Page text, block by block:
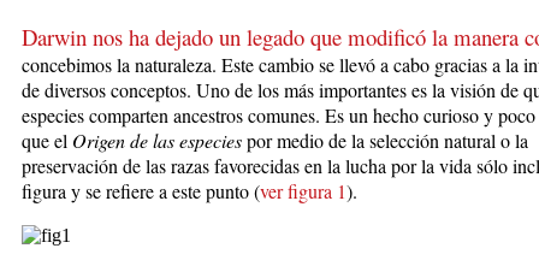
Darwin nos ha dejado un legado que modificó la manera
concebimos la naturaleza. Este cambio se llevó a cabo gracias a la
de diversos conceptos. Uno de los más importantes es la visión de
especies com­parten ancestros comunes. Es un hecho curioso y
que el Origen de las especiespor medio de la selección natural o la
preservación de las razas favorecidas en la lucha por la vida sólo
figura y se refiere a este punto (ver figura 1).